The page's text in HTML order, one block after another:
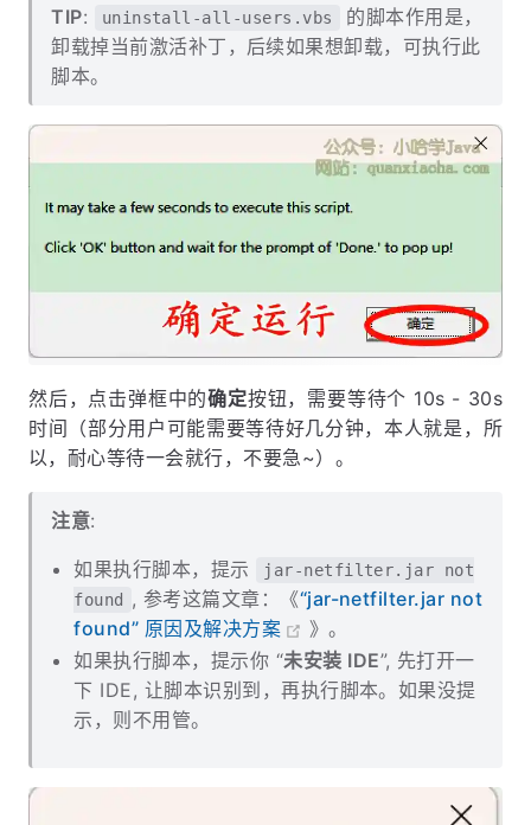
TIP: uninstall-all-users.vbs
的脚本作用是，
卸载掉当前激活补丁，后续如果想卸载，可执行此
脚本。
然后，点击弹框中的确定按钮，需要等待个 10s - 30s
时间（部分用户可能需要等待好几分钟，本人就是，所
以，耐心等待一会就行，不要急~）。
注意:
如果执行脚本，提示
jar-netfilter.jar not
found
, 参考这篇文章：《“jar-netfilter.jar not
found” 原因及解决方案
》。
如果执行脚本，提示你 “未安装 IDE”, 先打开一
下 IDE, 让脚本识别到，再执行脚本。如果没提
示，则不用管。